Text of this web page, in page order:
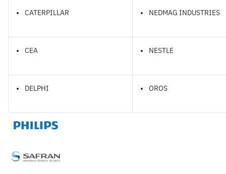
CATERPILLAR NEDMAG INDUSTRIES
CEA NESTLE
DELPHI OROS